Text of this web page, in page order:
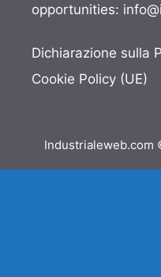
opportunities:
Dichiarazione sulla
Cookie Policy (UE)
Industrialeweb.com